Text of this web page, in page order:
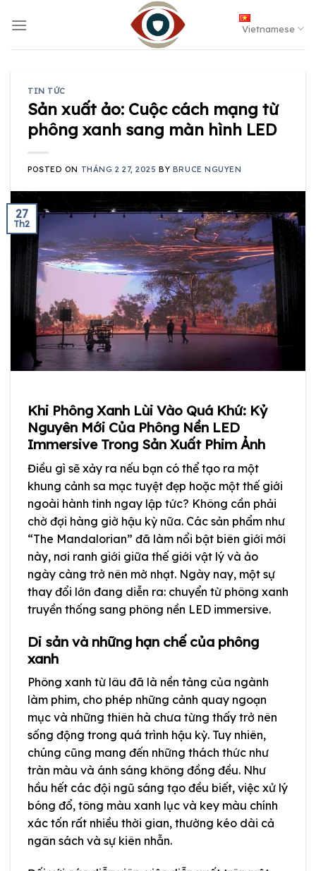
Vietnamese
TIN TỨC
Sản xuất ảo: Cuộc cách mạng từ
phông xanh sang màn hình LED
POSTED ON THÁNG 2 27, 2025 BY BRUCE NGUYEN
27
Th2
Khi Phông Xanh Lùi Vào Quá Khứ: Kỷ
Nguyên Mới Của Phông Nền LED
Immersive Trong Sản Xuất Phim Ảnh
Điều gì sẽ xảy ra nếu bạn có thể tạo ra một
khung cảnh sa mạc tuyệt đẹp hoặc một thế giới
ngoài hành tinh ngay lập tức? Không cần phải
chờ đợi hàng giờ hậu kỳ nữa. Các sản phẩm như
“The Mandalorian” đã làm nổi bật biên giới mới
này, nơi ranh giới giữa thế giới vật lý và ảo
ngày càng trở nên mờ nhạt. Ngày nay, một sự
thay đổi lớn đang diễn ra: chuyển từ phông xanh
truyền thống sang phông nền LED immersive.
Di sản và những hạn chế của phông
xanh
Phông xanh từ lâu đã là nền tảng của ngành
làm phim, cho phép những cảnh quay ngoạn
mục và những thiên hà chưa từng thấy trở nên
sống động trong quá trình hậu kỳ. Tuy nhiên,
chúng cũng mang đến những thách thức như
tràn màu và ánh sáng không đồng đều. Như
hầu hết các đội ngũ sáng tạo đều biết, việc xử lý
bóng đổ, tông màu xanh lục và key màu chính
xác tốn rất nhiều thời gian, thường kéo dài cả
ngân sách và sự kiên nhẫn.